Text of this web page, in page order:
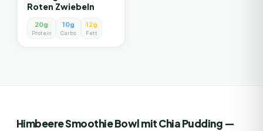
Roten Zwiebeln
20g
Protein
10g
Carbs
12g
Fett
Himbeere Smoothie Bowl mit Chia Pudding —